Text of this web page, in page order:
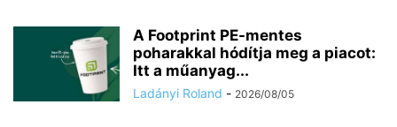
A Footprint PE-mentes
poharakkal hódítja meg a piacot:
Itt a műanyag...
Ladányi Roland - 2026/08/05